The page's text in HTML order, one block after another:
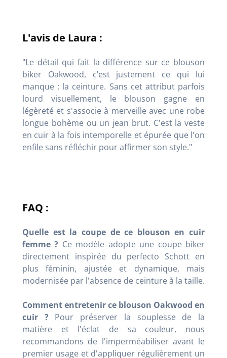
L'avis de Laura :
"Le détail qui fait la différence sur ce blouson
biker Oakwood, c’est justement ce qui lui
manque : la ceinture. Sans cet attribut parfois
lourd visuellement, le blouson gagne en
légèreté et s'associe à merveille avec une robe
longue bohème ou un jean brut. C'est la veste
en cuir à la fois intemporelle et épurée que l'on
enfile sans réfléchir pour affirmer son style."
FAQ :
Quelle est la coupe de ce blouson en cuir
femme ? Ce modèle adopte une coupe biker
directement inspirée du perfecto Schott en
plus féminin, ajustée et dynamique, mais
modernisée par l'absence de ceinture à la taille.
Comment entretenir ce blouson Oakwood en
cuir ?Pour préserver la souplesse de la
matière et l'éclat de sa couleur, nous
recommandons de l'imperméabiliser avant le
premier usage et d'appliquer régulièrement un